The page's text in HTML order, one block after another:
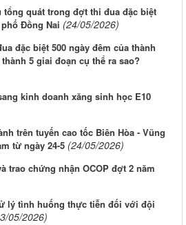
tổng quát trong đợt thi đua đặc biệt
Đồng Nai (24/05/2026)
đặc biệt 500 ngày đêm của thành
5 giai đoạn cụ thể ra sao?
kinh doanh xăng sinh học E10
trên tuyến cao tốc Biên Hòa - Vũng
từ ngày 24-5 (24/05/2026)
trao chứng nhận OCOP đợt 2 năm
lý tình huống thực tiễn đối với đội
05/2026)